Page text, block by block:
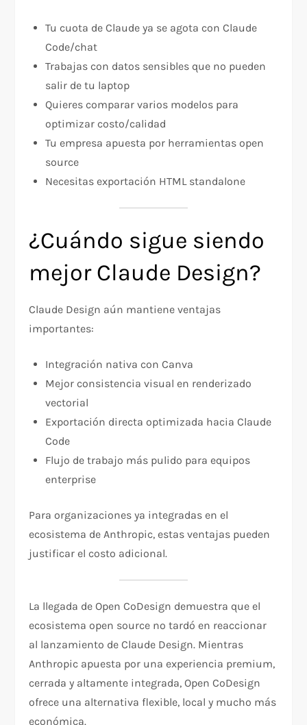
Tu cuota de Claude ya se agota con Claude
Code/chat
Trabajas con datos sensibles que no pueden
salir de tu laptop
Quieres comparar varios modelos para
optimizar costo/calidad
Tu empresa apuesta por herramientas open
source
Necesitas exportación HTML standalone
¿Cuándo sigue siendo
mejor Claude Design?
Claude Design aún mantiene ventajas
importantes:
Integración nativa con Canva
Mejor consistencia visual en renderizado
vectorial
Exportación directa optimizada hacia Claude
Code
Flujo de trabajo más pulido para equipos
enterprise
Para organizaciones ya integradas en el
ecosistema de Anthropic, estas ventajas pueden
justificar el costo adicional.
La llegada de Open CoDesign demuestra que el
ecosistema open source no tardó en reaccionar
al lanzamiento de Claude Design. Mientras
Anthropic apuesta por una experiencia premium,
cerrada y altamente integrada, Open CoDesign
ofrece una alternativa flexible, local y mucho más
económica.